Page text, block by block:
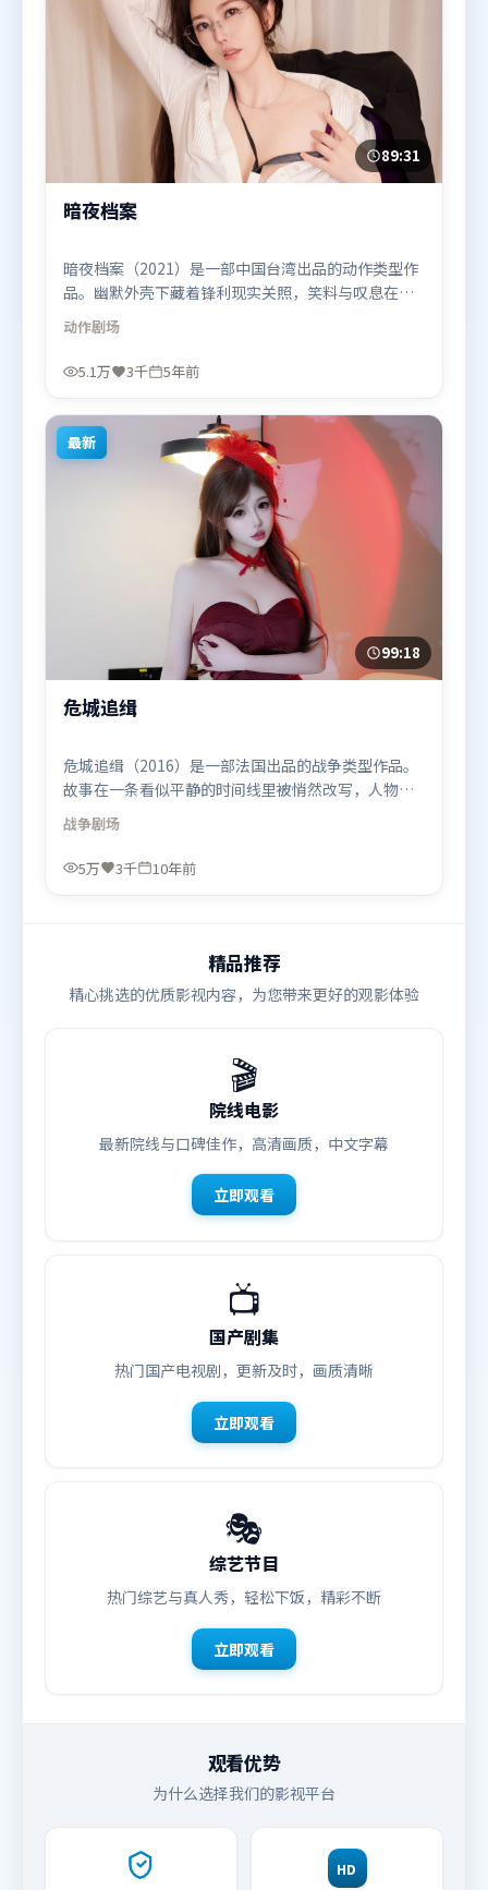
89:31
暗夜档案
暗夜档案（2021）是一部中国台湾出品的动作类型作
品。幽默外壳下藏着锋利现实关照，笑料与叹息在同
一场景里并存。高潮段落信息密度高，情绪释放与主
题回扣同时完成。由朴赞郁执导，迪皮卡·帕度柯
妮、朱一龙、宋康昊，吴京、谭卓、提莫西·查拉米
分地区首映上线，适合喜欢动作题材的观众观看。
动作剧场
5.1万 3千 5年前
最新
99:18
危城追缉
危城追缉（2016）是一部法国出品的战争类型作品。
故事在一条看似平静的时间线里被悄然改写，人物被
迫直面过去与现在的撕裂。视听风格统一而富有实验
感，配乐与画面情绪贴合。由文牧野执导，刘德华、
提莫西·查拉米、阿米尔·汗，宋康昊、易烊千玺、
战争剧场
5万 3千 10年前
精品推荐
精心挑选的优质影视内容，为您带来更好的观影体验
🎬
院线电影
最新院线与口碑佳作，高清画质，中文字幕
立即观看
📺
国产剧集
热门国产电视剧，更新及时，画质清晰
立即观看
🎭
综艺节目
热门综艺与真人秀，轻松下饭，精彩不断
立即观看
观看优势
为什么选择我们的影视平台
HD